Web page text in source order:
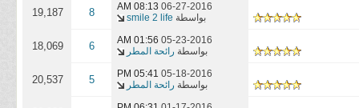
06-27-2016
08:13 AM
بواسطة smile 2 life
8
19,187
05-23-2016
01:56 AM
بواسطة رائحة المطر 6
18,069
05-18-2016
05:41 PM
بواسطة رائحة المطر 5
20,537